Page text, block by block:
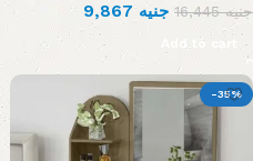
جنيه16,445 جنيه9,867
Add to cart
-35%